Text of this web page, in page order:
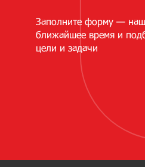
Заполните форму —
ближайшее время и
цели и задачи